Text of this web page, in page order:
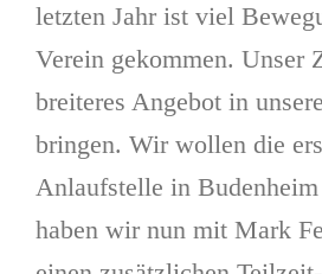
letzten Jahr ist viel
Verein gekommen. Unser
breiteres Angebot in
bringen. Wir wollen die
Anlaufstelle in
haben wir nun mit Mark